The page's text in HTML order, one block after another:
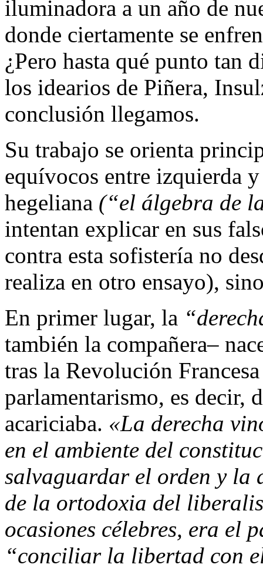
iluminadora a un año de
donde ciertamente se
¿Pero hasta qué punto tan
los idearios de Piñera,
conclusión llegamos.
Su trabajo se orienta
equívocos entre izquierda
hegeliana (“el álgebra de
intentan explicar en sus
contra esta sofistería no
realiza en otro ensayo),
En primer lugar, la
también la compañera–
tras la Revolución
parlamentarismo, es decir,
acariciaba. «La derecha
en el ambiente del
salvaguardar el orden y la
de la ortodoxia del
ocasiones célebres, era el
“conciliar la libertad con